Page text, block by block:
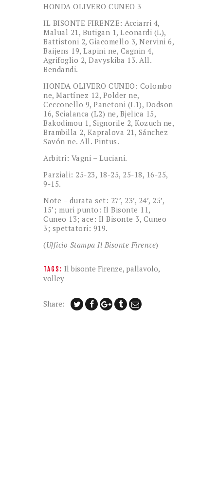
HONDA OLIVERO CUNEO 3
IL BISONTE FIRENZE: Acciarri 4,
Malual 21, Butigan 1, Leonardi (L),
Battistoni 2, Giacomello 3, Nervini 6,
Baijens 19, Lapini ne, Cagnin 4,
Agrifoglio 2, Davyskiba 13. All.
Bendandi.
HONDA OLIVERO CUNEO: Colombo
ne, Martínez 12, Polder ne,
Cecconello 9, Panetoni (L1), Dodson
16, Scialanca (L2) ne, Bjelica 15,
Bakodimou 1, Signorile 2, Kozuch ne,
Brambilla 2, Kapralova 21, Sánchez
Savón ne. All. Pintus.
Arbitri: Vagni – Luciani.
Parziali: 25-23, 18-25, 25-18, 16-25,
9-15.
Note – durata set: 27’, 23’, 24’, 25’,
15’; muri punto: Il Bisonte 11,
Cuneo 13; ace: Il Bisonte 3, Cuneo
3; spettatori: 919.
(Ufficio Stampa Il Bisonte Firenze)
TAGS: Il bisonte Firenze, pallavolo,
volley
Share: